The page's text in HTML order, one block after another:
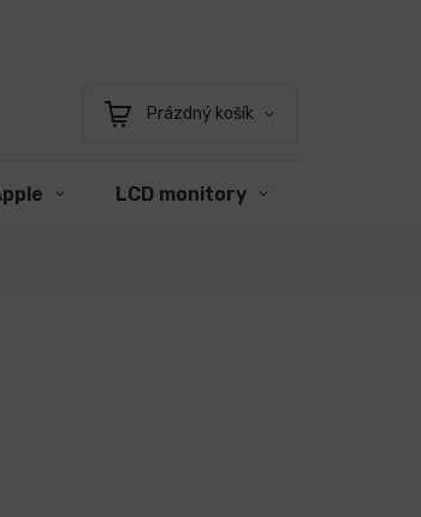
Nákupní
Prázdný košík
LCD monitory